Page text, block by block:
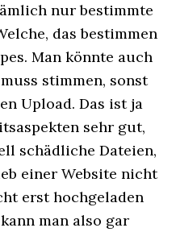
nur bestimmte
das bestimmen
Man könnte auch
stimmen, sonst
Upload. Das ist ja
sehr gut,
schädliche Dateien,
einer Website nicht
erst hochgeladen
man also gar